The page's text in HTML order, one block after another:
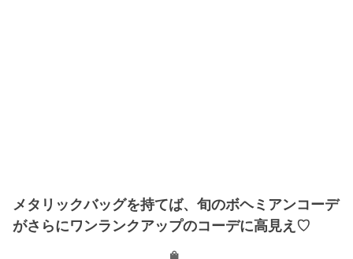
メタリックバッグを持てば、旬のボヘミアンコーデ
がさらにワンランクアップのコーデに高見え♡